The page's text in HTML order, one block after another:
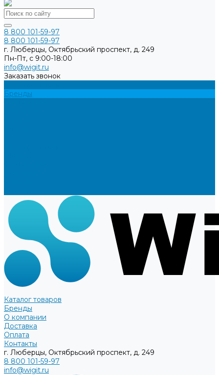
8 800 101-59-97
8 800 101-59-97
г. Люберцы, Октябрьский проспект, д. 249
Пн-Пт, с 9:00-18:00
info@wigit.ru
Заказать звонок
Бренды
Каталог товаров
Бренды
О компании
Доставка
Оплата
Контакты
г. Люберцы, Октябрьский проспект, д. 249
8 800 101-59-97
info@wigit.ru